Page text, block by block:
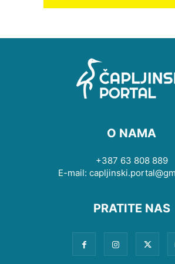
O NAMA
+387 63 808 889
E-mail:
PRATITE NAS